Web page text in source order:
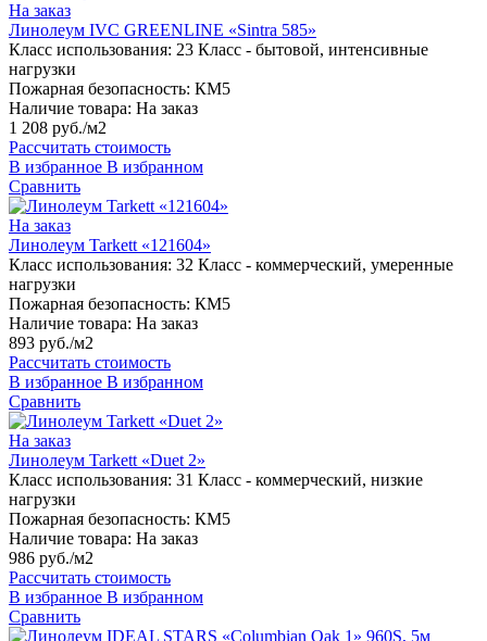
На заказ
Линолеум IVC GREENLINE «Sintra 585»
Класс использования: 23 Класс - бытовой, интенсивные
нагрузки
Пожарная безопасность: КМ5
Наличие товара: На заказ
1 208 руб./м2
Рассчитать стоимость
В избранное В избранном
Сравнить
На заказ
Линолеум Tarkett «121604»
Класс использования: 32 Класс - коммерческий, умеренные
нагрузки
Пожарная безопасность: КМ5
Наличие товара: На заказ
893 руб./м2
Рассчитать стоимость
В избранное В избранном
Сравнить
На заказ
Линолеум Tarkett «Duet 2»
Класс использования: 31 Класс - коммерческий, низкие
нагрузки
Пожарная безопасность: КМ5
Наличие товара: На заказ
986 руб./м2
Рассчитать стоимость
В избранное В избранном
Сравнить